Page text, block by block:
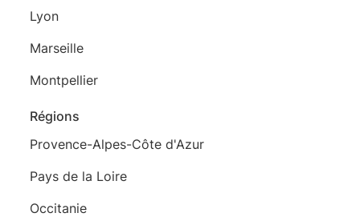
Lyon
Marseille
Montpellier
Régions
Provence-Alpes-Côte d'Azur
Pays de la Loire
Occitanie